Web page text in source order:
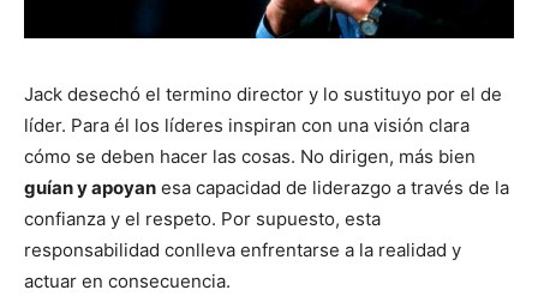
Jack desechó el termino director y lo sustituyo por el de
líder. Para él los líderes inspiran con una visión clara
cómo se deben hacer las cosas. No dirigen, más bien
guían y apoyan esa capacidad de liderazgo a través de la
confianza y el respeto. Por supuesto, esta
responsabilidad conlleva enfrentarse a la realidad y
actuar en consecuencia.